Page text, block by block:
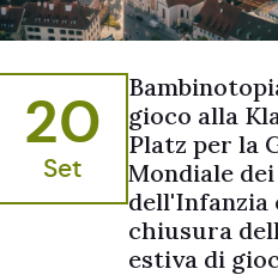
20
Set
gioco alla
Platz per la
Mondiale
dell'Infanzia
chiusura
estiva di